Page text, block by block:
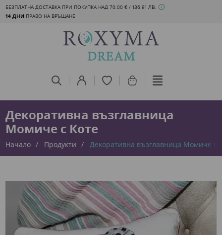
БЕЗПЛАТНА ДОСТАВКА ПРИ ПОКУПКА НАД 70.00 € / 136.91 ЛВ.
14 ДНИ ПРАВО НА ВРЪЩАНЕ
Декоративна възглавница
Момиче с Коте
Начало Продукти Декоративна възглавница Момиче с